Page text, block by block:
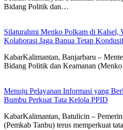
Bidang Politik dan…
Silaturahmi Menko Polkam di Kalsel,
Kolaborasi Jaga Banua Tetap
KabarKalimantan, Banjarbaru –
Bidang Politik dan Keamanan
Menuju Pelayanan Informasi yang
Bumbu Perkuat Tata Kelola PPID
KabarKalimantan, Batulicin –
(Pemkab Tanbu) terus memperkuat